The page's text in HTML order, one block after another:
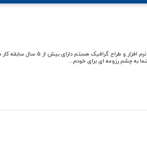
درود خدمت دوستان من کارشناس
به چشم رزومه ای برای خودم...